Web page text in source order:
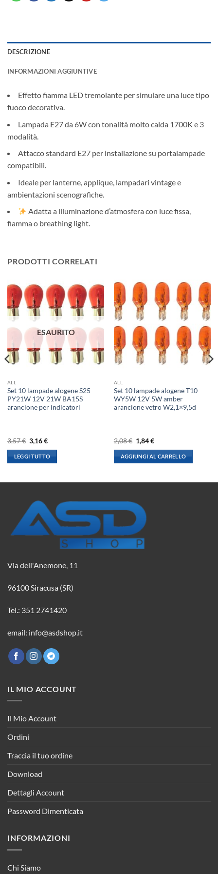
DESCRIZIONE
INFORMAZIONI AGGIUNTIVE
Effetto fiamma LED tremolante per simulare una luce tipo
fuoco decorativa.
Lampada E27 da 6W con tonalità molto calda 1700K e 3
modalità.
Attacco standard E27 per installazione su portalampade
compatibili.
Ideale per lanterne, applique, lampadari vintage e
ambientazioni scenografiche.
Adatta a illuminazione d’atmosfera con luce fissa,
fiamma o breathing light.
PRODOTTI CORRELATI
ESAURITO
ALL
Set 10 lampade alogene S25
PY21W 12V 21W BA15S
arancione per indicatori
3,57€ Il
prezzo
originale
era:
3,57 €.
3,16€Il
attuale
è:
3,16 €.
LEGGI TUTTO
ALL
Set 10 lampade alogene T10
WY5W 12V 5W amber
arancione vetro W2,1×9,5d
2,08€ Il
prezzo
originale
era:
2,08 €.
1,84€Il
attuale
è:
1,84 €.
AGGIUNGI AL CARRELLO
Via dell'Anemone, 11
96100 Siracusa (SR)
Tel.: 351 2741420
email: info@asdshop.it
IL MIO ACCOUNT
Il Mio Account
Ordini
Traccia il tuo ordine
Download
Dettagli Account
Password Dimenticata
INFORMAZIONI
Chi Siamo